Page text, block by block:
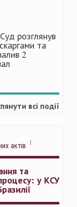
розглянув
та
2
всі події
актів
та
у КСУ